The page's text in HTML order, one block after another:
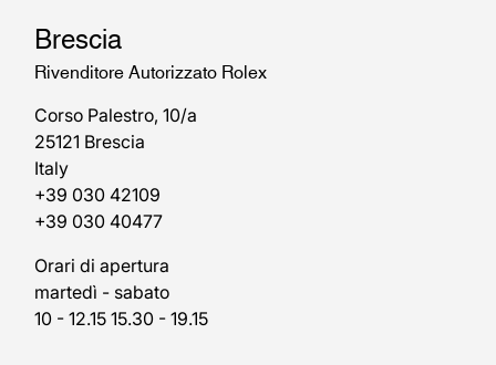
Brescia
Rivenditore Autorizzato Rolex
Corso Palestro, 10/a
25121 Brescia
Italy
+39 030 42109
+39 030 40477
Orari di apertura
martedì - sabato
10 - 12.15 15.30 - 19.15